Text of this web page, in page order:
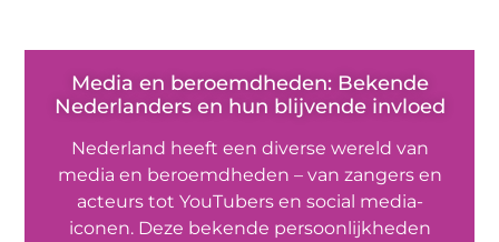
Media en beroemdheden: Bekende
Nederlanders en hun blijvende invloed
Nederland heeft een diverse wereld van
media en beroemdheden – van zangers en
acteurs tot YouTubers en social media-
iconen. Deze bekende persoonlijkheden